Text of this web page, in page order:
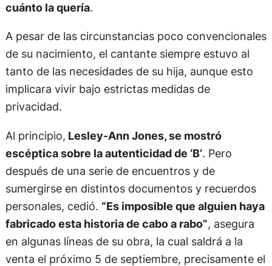
cuánto la quería.
A pesar de las circunstancias poco convencionales
de su nacimiento, el cantante siempre estuvo al
tanto de las necesidades de su hija, aunque esto
implicara vivir bajo estrictas medidas de
privacidad.
Al principio, Lesley-Ann Jones, se mostró
escéptica sobre la autenticidad de ‘B’. Pero
después de una serie de encuentros y de
sumergirse en distintos documentos y recuerdos
personales, cedió. “Es imposible que alguien haya
fabricado esta historia de cabo a rabo”, asegura
en algunas líneas de su obra, la cual saldrá a la
venta el próximo 5 de septiembre, precisamente el